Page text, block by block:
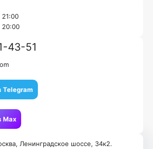
Ленинградское шоссе, 34к2.
21:00
20:00
43-51
Telegram
Мах